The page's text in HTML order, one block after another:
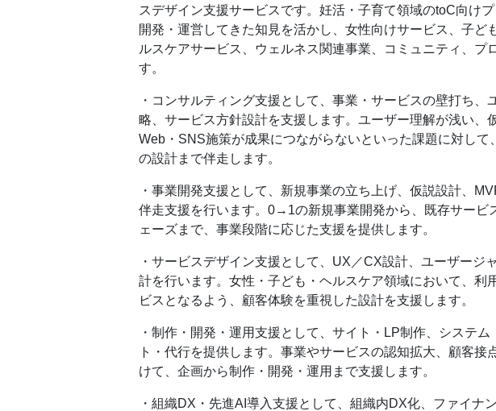
スデザイン支援サービスです。妊活・子育て領域のtoC向け
開発・運営してきた知見を活かし、女性向けサービス、子ど
ルスケアサービス、ウェルネス関連事業、コミュニティ、プ
す。
・コンサルティング支援として、事業・サービスの壁打ち、
略、サービス方針設計を支援します。ユーザー理解が浅い、
Web・SNS施策が成果につながらないといった課題に対して
の設計まで伴走します。
・事業開発支援として、新規事業の立ち上げ、仮説設計、
伴走支援を行います。0→1の新規事業開発から、既存サー
ェーズまで、事業段階に応じた支援を提供します。
・サービスデザイン支援として、UX／CX設計、ユーザージ
計を行います。女性・子ども・ヘルスケア領域において、利
ビスとなるよう、顧客体験を重視した設計を支援します。
・制作・開発・運用支援として、サイト・LP制作、システ
ト・代行を提供します。事業やサービスの認知拡大、顧客接
けて、企画から制作・開発・運用まで支援します。
・組織DX・先進AI導入支援として、組織内DX化、ファイナ